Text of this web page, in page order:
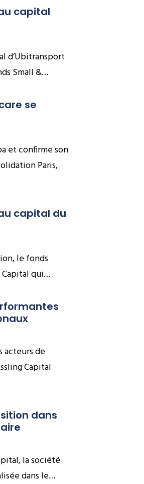
capital
d’Ubitransport
Small &…
se
et confirme son
Paris,
capital du
le fonds
Capital qui…
acteurs de
Capital
dans
la société
dans le…